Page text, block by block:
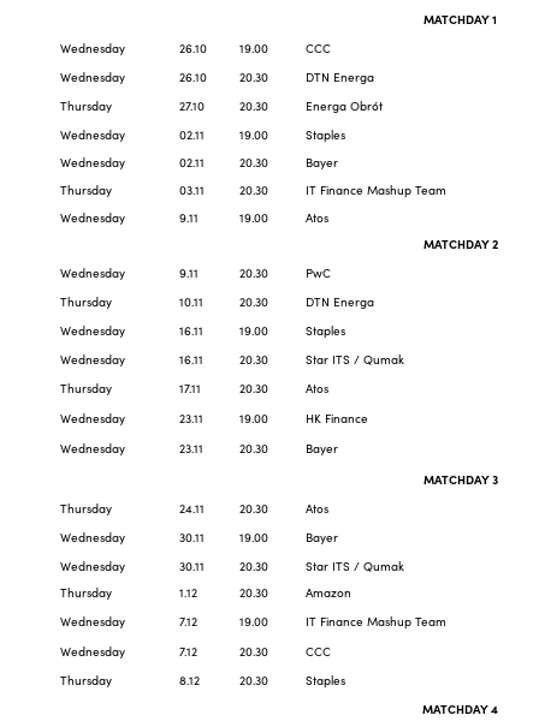
MATCHDAY 1
Wednesday
26.10 19.00
CCC
Wednesday
26.10 20.30
DTN Energa
Thursday
27.10 20.30
Energa Obrót
Wednesday
02.11 19.00
Staples
Wednesday
02.11 20.30
Bayer
Thursday
03.11 20.30
IT Finance Mashup Team
Wednesday
9.11 19.00
Atos
MATCHDAY 2
Wednesday
9.11 20.30
PwC
Thursday
10.11 20.30
DTN Energa
Wednesday
16.11 19.00
Staples
Wednesday
16.11 20.30
Star ITS / Qumak
Thursday
17.11 20.30
Atos
Wednesday
23.11 19.00
HK Finance
Wednesday
23.11 20.30
Bayer
MATCHDAY 3
Thursday
24.11 20.30
Atos
Wednesday
30.11 19.00
Bayer
Wednesday
30.11 20.30
Star ITS / Qumak
Thursday
1.12 20.30
Amazon
Wednesday
7.12 19.00
IT Finance Mashup Team
Wednesday
7.12 20.30
CCC
Thursday
8.12 20.30
Staples
MATCHDAY 4